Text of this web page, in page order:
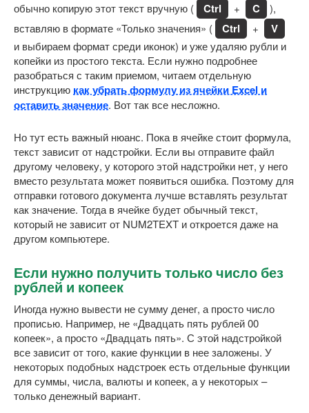
обычно копирую этот текст вручную (
Ctrl + C
),
вставляю в формате «Только значения» (
Ctrl + V
и выбираем формат среди иконок) и уже удаляю рубли и
копейки из простого текста. Если нужно подробнее
разобраться с таким приемом, читаем отдельную
инструкцию как убрать формулу из ячейки Excel и
оставить значение. Вот так все несложно.
Но тут есть важный нюанс. Пока в ячейке стоит формула,
текст зависит от надстройки. Если вы отправите файл
другому человеку, у которого этой надстройки нет, у него
вместо результата может появиться ошибка. Поэтому для
отправки готового документа лучше вставлять результат
как значение. Тогда в ячейке будет обычный текст,
который не зависит от NUM2TEXT и откроется даже на
другом компьютере.
Если нужно получить только число без
рублей и копеек
Иногда нужно вывести не сумму денег, а просто число
прописью. Например, не «Двадцать пять рублей 00
копеек», а просто «Двадцать пять». С этой надстройкой
все зависит от того, какие функции в нее заложены. У
некоторых подобных надстроек есть отдельные функции
для суммы, числа, валюты и копеек, а у некоторых –
только денежный вариант.